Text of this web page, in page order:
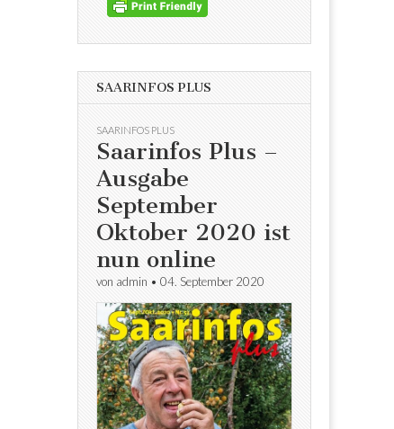
SAARINFOS PLUS
SAARINFOS PLUS
Saarinfos Plus –
Ausgabe
September
Oktober 2020 ist
nun online
von admin • 04. September 2020